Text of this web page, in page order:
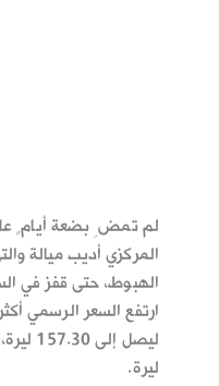
لم تمضِ بضعة أيامٍ
المركزي أديب ميالة
ارتفع السعر الرسمي
ليرة.